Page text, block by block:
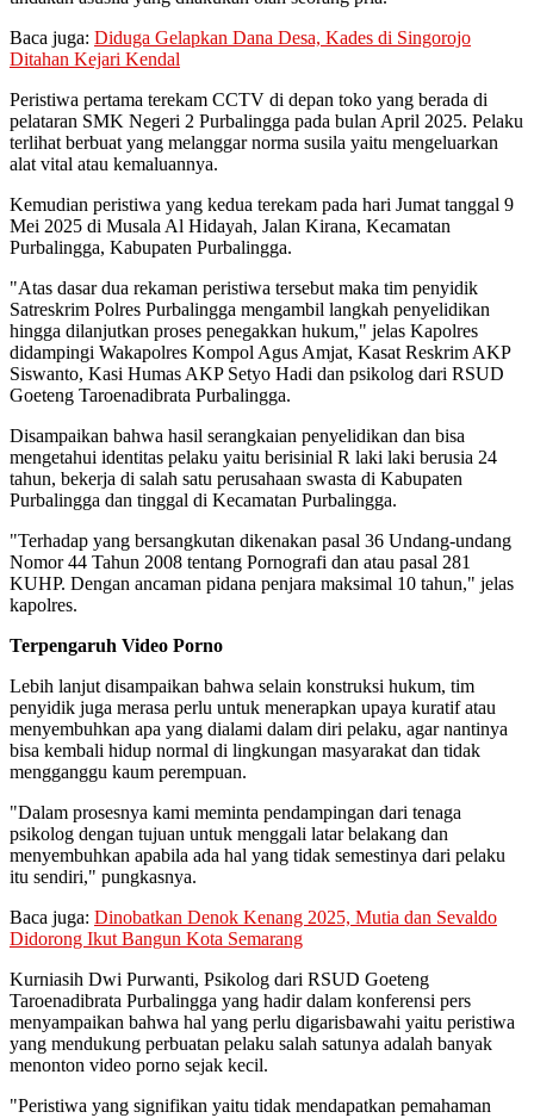
Baca juga: Diduga Gelapkan Dana Desa, Kades di Singorojo
Ditahan Kejari Kendal
Peristiwa pertama terekam CCTV di depan toko yang berada di
pelataran SMK Negeri 2 Purbalingga pada bulan April 2025. Pelaku
terlihat berbuat yang melanggar norma susila yaitu mengeluarkan
alat vital atau kemaluannya.
Kemudian peristiwa yang kedua terekam pada hari Jumat tanggal 9
Mei 2025 di Musala Al Hidayah, Jalan Kirana, Kecamatan
Purbalingga, Kabupaten Purbalingga.
"Atas dasar dua rekaman peristiwa tersebut maka tim penyidik
Satreskrim Polres Purbalingga mengambil langkah penyelidikan
hingga dilanjutkan proses penegakkan hukum," jelas Kapolres
didampingi Wakapolres Kompol Agus Amjat, Kasat Reskrim AKP
Siswanto, Kasi Humas AKP Setyo Hadi dan psikolog dari RSUD
Goeteng Taroenadibrata Purbalingga.
Disampaikan bahwa hasil serangkaian penyelidikan dan bisa
mengetahui identitas pelaku yaitu berisinial R laki laki berusia 24
tahun, bekerja di salah satu perusahaan swasta di Kabupaten
Purbalingga dan tinggal di Kecamatan Purbalingga.
"Terhadap yang bersangkutan dikenakan pasal 36 Undang-undang
Nomor 44 Tahun 2008 tentang Pornografi dan atau pasal 281
KUHP. Dengan ancaman pidana penjara maksimal 10 tahun," jelas
kapolres.
Terpengaruh Video Porno
Lebih lanjut disampaikan bahwa selain konstruksi hukum, tim
penyidik juga merasa perlu untuk menerapkan upaya kuratif atau
menyembuhkan apa yang dialami dalam diri pelaku, agar nantinya
bisa kembali hidup normal di lingkungan masyarakat dan tidak
mengganggu kaum perempuan.
"Dalam prosesnya kami meminta pendampingan dari tenaga
psikolog dengan tujuan untuk menggali latar belakang dan
menyembuhkan apabila ada hal yang tidak semestinya dari pelaku
itu sendiri," pungkasnya.
Baca juga: Dinobatkan Denok Kenang 2025, Mutia dan Sevaldo
Didorong Ikut Bangun Kota Semarang
Kurniasih Dwi Purwanti, Psikolog dari RSUD Goeteng
Taroenadibrata Purbalingga yang hadir dalam konferensi pers
menyampaikan bahwa hal yang perlu digarisbawahi yaitu peristiwa
yang mendukung perbuatan pelaku salah satunya adalah banyak
menonton video porno sejak kecil.
"Peristiwa yang signifikan yaitu tidak mendapatkan pemahaman